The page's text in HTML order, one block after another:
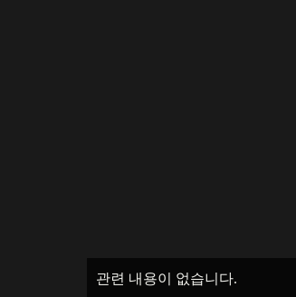
관련 내용이 없습니다.